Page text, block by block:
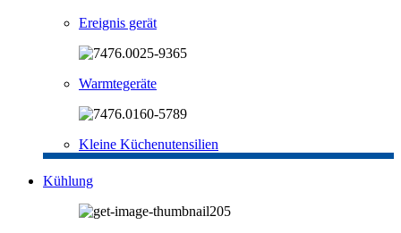
Ereignis gerät
Warmtegeräte
Kleine Küchenutensilien
Kühlung